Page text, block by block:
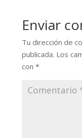
Enviar
Tu dirección de
publicada. Los
con *